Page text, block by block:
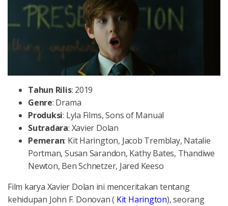
Tahun Rilis: 2019
Genre: Drama
Produksi: Lyla Films, Sons of Manual
Sutradara: Xavier Dolan
Pemeran: Kit Harington, Jacob Tremblay, Natalie
Portman, Susan Sarandon, Kathy Bates, Thandiwe
Newton, Ben Schnetzer, Jared Keeso
Film karya Xavier Dolan ini menceritakan tentang
kehidupan John F. Donovan ( Kit Harington), seorang